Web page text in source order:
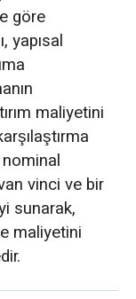
göre
yapısal
maliyetini
vinci ve bir
sunarak,
maliyetini